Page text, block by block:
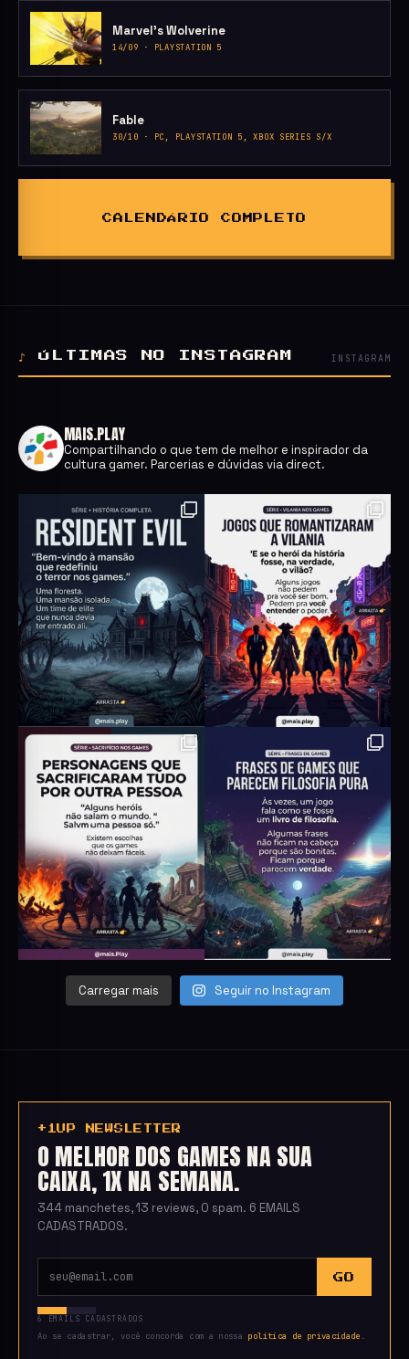
Marvel’s Wolverine
14/09 · PLAYSTATION 5
Fable
30/10 · PC, PLAYSTATION 5, XBOX SERIES S/X
CALENDÁRIO COMPLETO
♪ ÚLTIMAS NO INSTAGRAM INSTAGRAM
MAIS.PLAY
Compartilhando o que tem de melhor e inspirador da
cultura gamer. Parcerias e dúvidas via direct.
Carregar mais Seguir no Instagram
+1UP NEWSLETTER
O MELHOR DOS GAMES NA SUA
CAIXA, 1X NA SEMANA.
344 manchetes, 13 reviews, 0 spam. 6 EMAILS
CADASTRADOS.
GO
6 EMAILS CADASTRADOS
Ao se cadastrar, você concorda com a nossa política de privacidade .